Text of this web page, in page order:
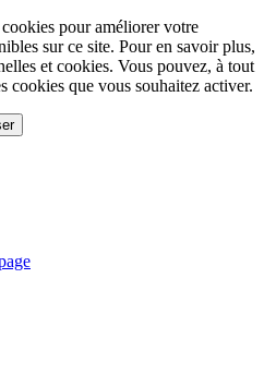
pour améliorer votre
sur ce site. Pour en savoir plus,
et cookies. Vous pouvez, à tout
cookies que vous souhaitez activer.